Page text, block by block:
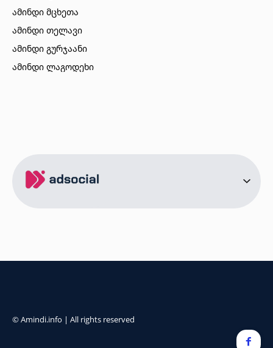
ამინდი მცხეთა
ამინდი თელავი
ამინდი გურჯაანი
ამინდი ლაგოდეხი
ამინდი ზუგდიდი
ამინდი გონიო
© Amindi.info | All rights reserved